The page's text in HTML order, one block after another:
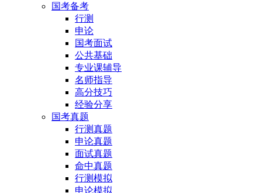
国考备考
行测
申论
国考面试
公共基础
专业课辅导
名师指导
高分技巧
经验分享
国考真题
行测真题
申论真题
面试真题
命中真题
行测模拟
申论模拟